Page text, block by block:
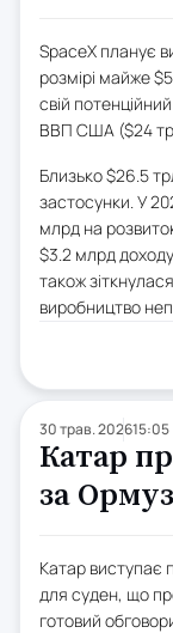
SpaceX планує
розмірі майже
свій
ВВП США ($24
Близько $26.5
застосунки. У
млрд на
$3.2 млрд
також
виробництво
30 трав. 202615:05
Катар
за
Катар виступає
для суден, що
готовий